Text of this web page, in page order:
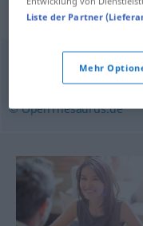
© OpenThesaurus.de
Liste der Partner
Mehr